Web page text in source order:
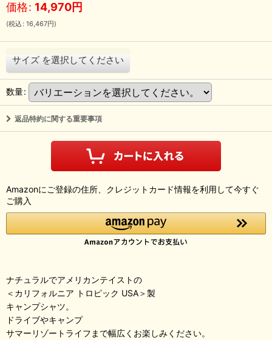
価格: 14,970円
(税込 : 16,467円)
サイズ を選択してください
数量:
返品特約に関する重要事項
Amazonにご登録の住所、クレジットカード情報を利用して今すぐ
ご購入
ナチュラルでアメリカンテイストの
＜カリフォルニア トロピック USA＞製
キャンプシャツ。
ドライブやキャンプ
サマーリゾートライフまで幅広くお楽しみください。